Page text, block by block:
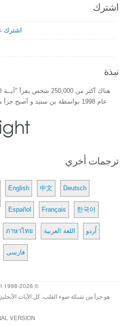
اشترك
اشترك
نبذة
هناك أكثر من 250,000
عام 1998 بواسطة بن ستيد و أصبح جزأ من شبكة Heartlight فى عام 2000
ترجمات أخري
English 中文 Deutsch
Español Français 한국어
ภาษาไทย اللغة العربية اُردو
فارسی
© 1998-2026 Heartlight, Inc. Verseoftheday.com
هو جزأ من شبكة ضوء القلب. كل الأيات
VERSION